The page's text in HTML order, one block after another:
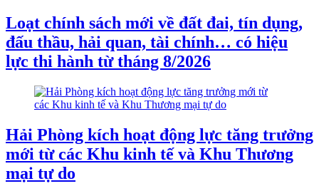
Loạt chính sách mới về đất đai, tín dụng,
đấu thầu, hải quan, tài chính… có hiệu
lực thi hành từ tháng 8/2026
Hải Phòng kích hoạt động lực tăng trưởng
mới từ các Khu kinh tế và Khu Thương
mại tự do